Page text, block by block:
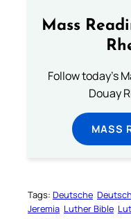
Mass
Follow today's
Douay
MASS
Tags: Deutsche
Jeremia Luther Bible